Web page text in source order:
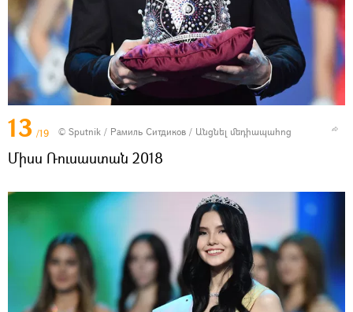
13 /19 © Sputnik / Рамиль Ситдиков / Անցնել մեդիապահոց
Միսս Ռուսաստան 2018